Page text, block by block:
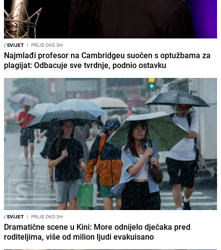
/SVIJET I PRIJE OKO 3H
Najmlađi profesor na Cambridgeu suočen s optužbama za
plagijat: Odbacuje sve tvrdnje, podnio ostavku
/SVIJET I PRIJE OKO 3H
Dramatične scene u Kini: More odnijelo dječaka pred
roditeljima, više od milion ljudi evakuisano